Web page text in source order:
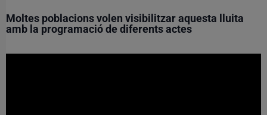
Moltes poblacions volen visibilitzar aquesta lluita
amb la programació de diferents actes